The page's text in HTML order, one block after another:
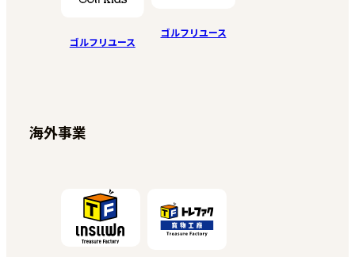
ゴルフリユース
ゴルフリユース
海外事業